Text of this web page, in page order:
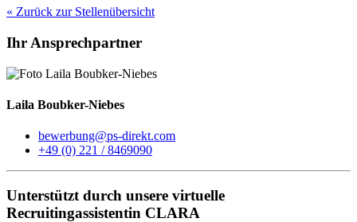
« Zurück zur Stellenübersicht
Ihr Ansprechpartner
Laila Boubker-Niebes
bewerbung@ps-direkt.com
+49 (0) 221 / 8469090
Unterstützt durch unsere virtuelle
Recruitingassistentin CLARA